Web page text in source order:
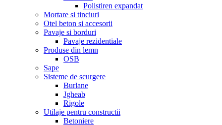
Polistiren expandat
Mortare si tinciuri
Otel beton si accesorii
Pavaje si borduri
Pavaje rezidentiale
Produse din lemn
OSB
Sape
Sisteme de scurgere
Burlane
Jgheab
Rigole
Utilaje pentru constructii
Betoniere